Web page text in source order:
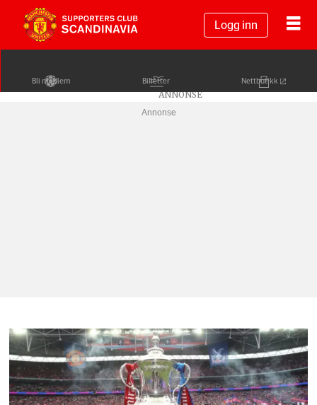
Logg inn
Bli medlem Billetter Nettbutikk
Annonse